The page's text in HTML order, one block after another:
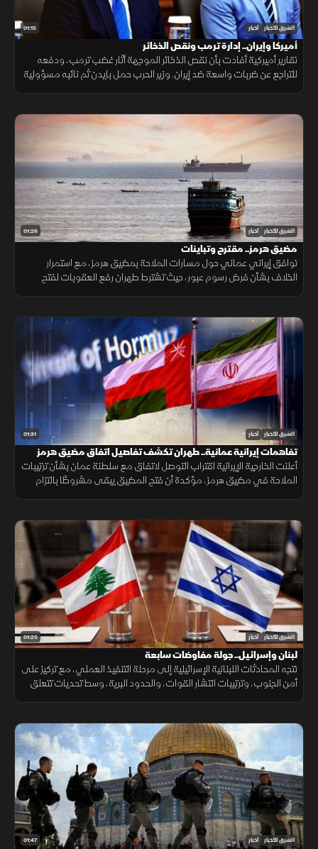
01:15 الشرق للأخبار أخبار
أميركا وإيران.. إدارة ترمب ونقص الذخائر
تقارير أميركية أفادت بأن نقص الذخائر الموجهة أثار غضب ترمب، ودفعه
للتراجع عن ضربات واسعة ضد إيران. وزير الحرب حمل بايدن ثم نائبه مسؤولية
01:26 الشرق للأخبار أخبار
مضيق هرمز.. مقترح وتباينات
توافق إيراني عماني حول مسارات الملاحة بمضيق هرمز، مع استمرار
الخلاف بشأن فرض رسوم عبور، حيث تشترط طهران رفع العقوبات لفتح
01:31 الشرق للأخبار أخبار
تفاهمات إيرانية عمانية.. طهران تكشف تفاصيل اتفاق مضيق هرمز
أعلنت الخارجية الإيرانية اقتراب التوصل لاتفاق مع سلطنة عمان بشأن ترتيبات
الملاحة في مضيق هرمز، مؤكدة أن فتح المضيق يبقى مشروطًا بالتزام
01:25 الشرق للأخبار أخبار
لبنان وإسرائيل.. جولة مفاوضات سابعة
تتجه المحادثات اللبنانية الإسرائيلية إلى مرحلة التنفيذ العملي، مع تركيز على
أمن الجنوب، وترتيبات انتشار القوات، والحدود البرية، وسط تحديات تتعلق
01:47 الشرق للأخبار أخبار